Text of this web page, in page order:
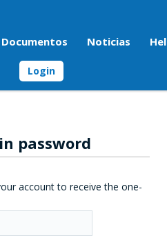
Documentos Noticias
Login
password
account to receive the one-